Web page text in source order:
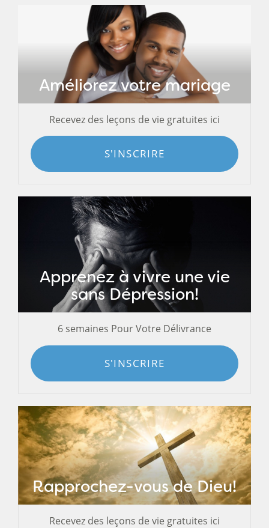
Améliorez votre mariage
Recevez des leçons de vie gratuites ici
S'INSCRIRE
Apprenez à vivre une vie
sans Dépression!
6 semaines Pour Votre Délivrance
S'INSCRIRE
Rapprochez-vous de Dieu!
Recevez des leçons de vie gratuites ici